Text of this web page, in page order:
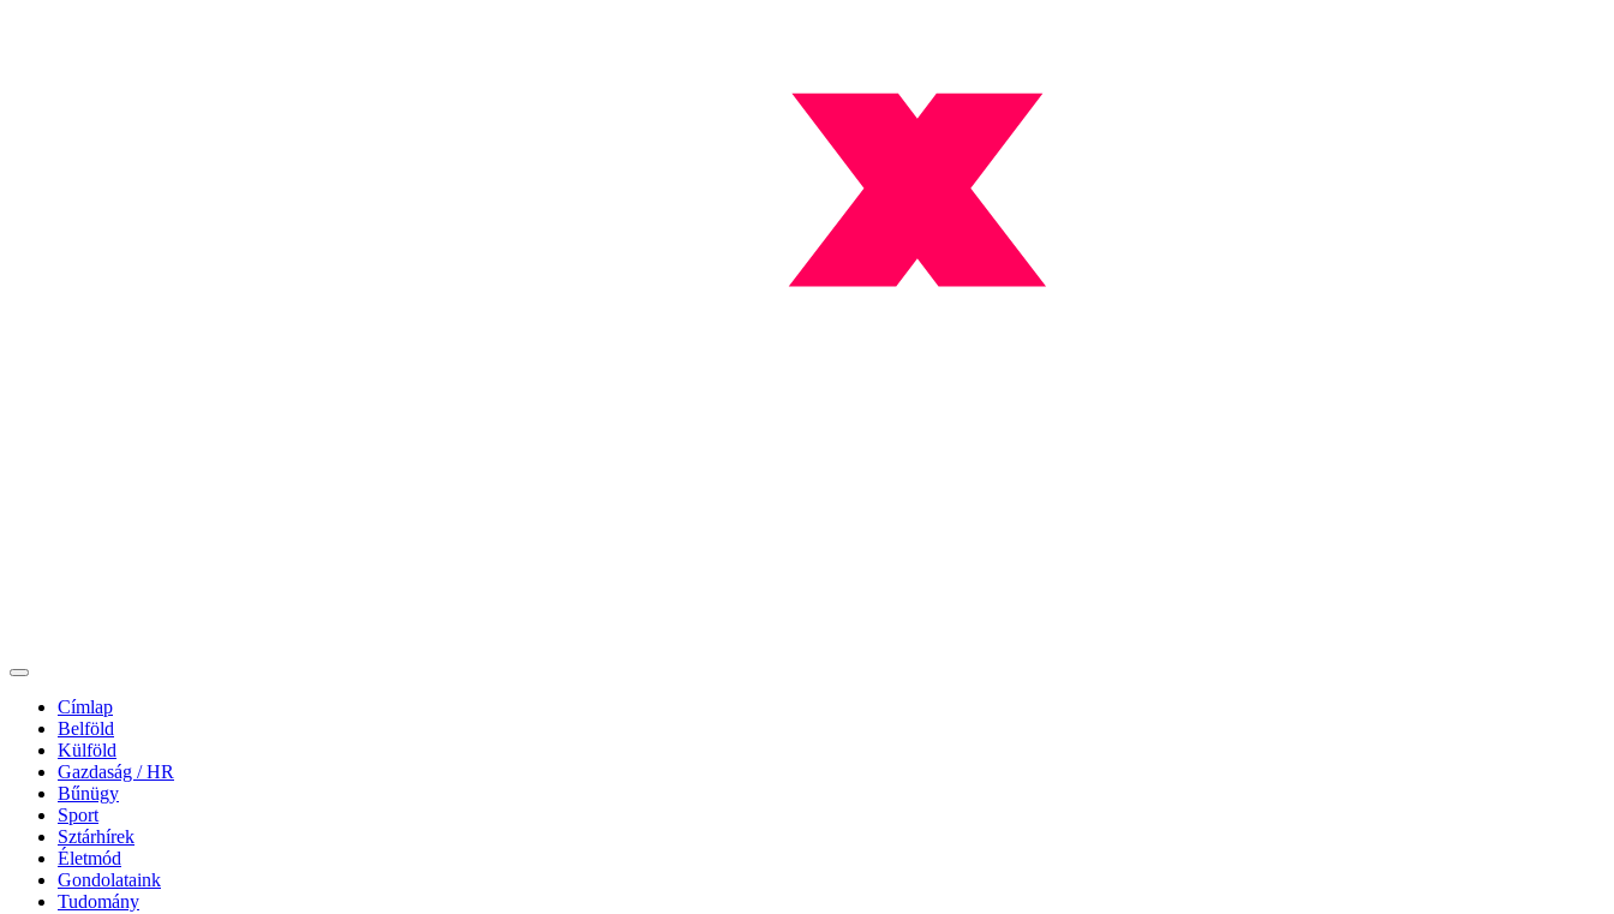
Címlap
Belföld
Külföld
Gazdaság / HR
Bűnügy
Sport
Sztárhírek
Életmód
Gondolataink
Tudomány